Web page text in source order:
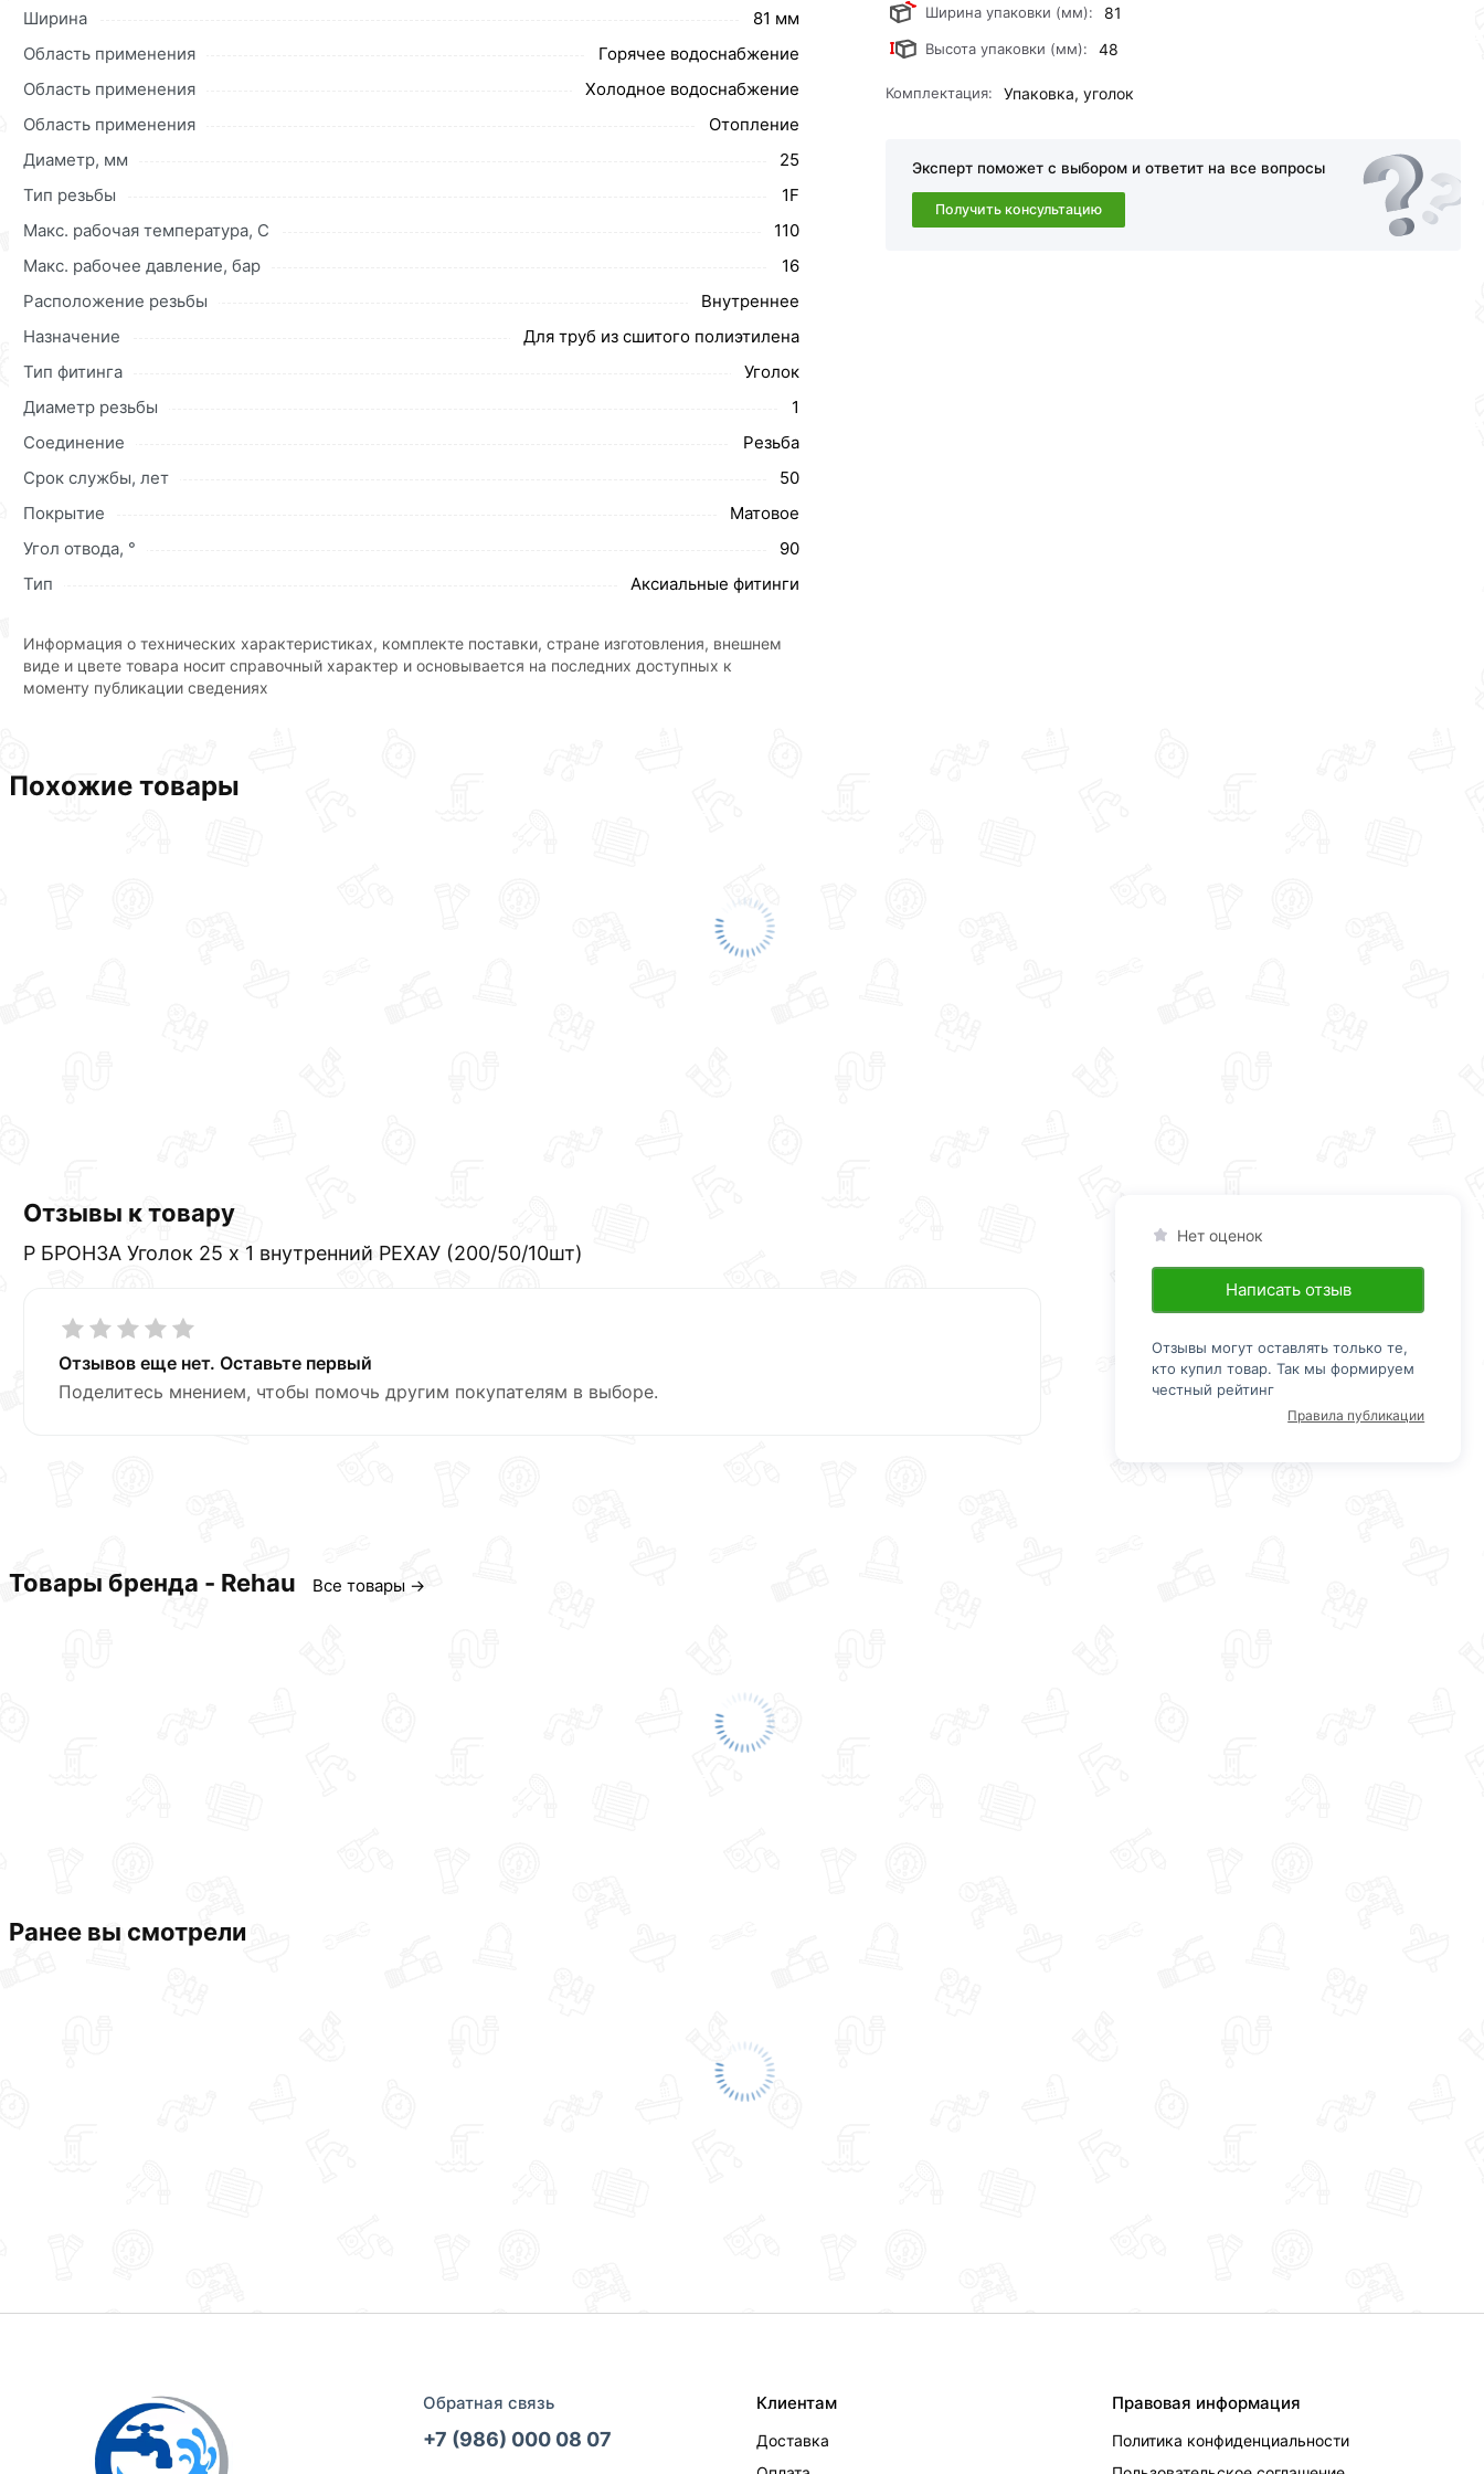
купленного товарa в течение 30 дней (наличие чека обязательно).
Ширина
81 мм
Область применения
Горячее водоснабжение
Область применения
Холодное водоснабжение
Область применения
Отопление
Диаметр, мм
25
Тип резьбы
1F
Макс. рабочая температура, C
110
Макс. рабочее давление, бар
16
Расположение резьбы
Внутреннее
Назначение
Для труб из сшитого полиэтилена
Тип фитинга
Уголок
Диаметр резьбы
1
Соединение
Резьба
Cрок службы, лет
50
Покрытие
Матовое
Угол отвода, °
90
Тип
Аксиальные фитинги
Информация о технических характеристиках, комплекте поставки, стране изготовления, внешнем
виде и цвете товара носит справочный характер и основывается на последних доступных к
моменту публикации сведениях
Ширина упаковки (мм): 81
Высота упаковки (мм): 48
Комплектация: Упаковка, уголок
Эксперт поможет с выбором и ответит на все вопросы
Получить консультацию
Похожие товары
Отзывы к товару
Р БРОНЗА Уголок 25 х 1 внутренний РЕХАУ (200/50/10шт)
Отзывов еще нет. Оставьте первый
Поделитесь мнением, чтобы помочь другим покупателям в выборе.
Нет оценок
Написать отзыв
Отзывы могут оставлять только те,
кто купил товар. Так мы формируем
честный рейтинг
Правила публикации
Товары бренда - Rehau Все товары →
Ранее вы смотрели
Обратная связь
+7 (986) 000 08 07
Клиентам
Доставка
Правовая информация
Политика конфиденциальности